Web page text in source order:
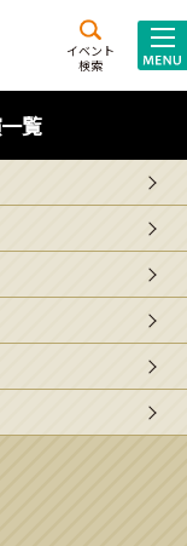
イベント
検索
覧